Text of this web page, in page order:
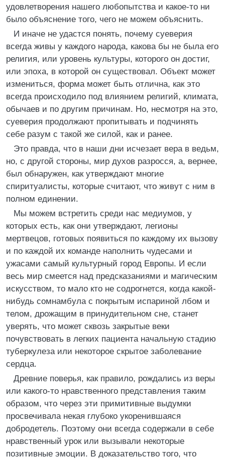
удовлетворения нашего любопытства и какое-то ни
было объяснение того, чего не можем объяснить.
И иначе не удастся понять, почему суеверия
всегда живы у каждого народа, какова бы не была его
религия, или уровень культуры, которого он достиг,
или эпоха, в которой он существовал. Объект может
измениться, форма может быть отлична, как это
всегда происходило под влиянием религий, климата,
обычаев и по другим причинам. Но, несмотря на это,
суеверия продолжают пропитывать и подчинять
себе разум с такой же силой, как и ранее.
Это правда, что в наши дни исчезает вера в ведьм,
но, с другой стороны, мир духов разросся, а, вернее,
был обнаружен, как утверждают многие
спиритуалисты, которые считают, что живут с ним в
полном единении.
Мы можем встретить среди нас медиумов, у
которых есть, как они утверждают, легионы
мертвецов, готовых появиться по каждому их вызову
и по каждой их команде наполнить чудесами и
ужасами самый культурный город Европы. И если
весь мир смеется над предсказаниями и магическим
искусством, то мало кто не содрогнется, когда какой-
нибудь сомнамбула с покрытым испариной лбом и
телом, дрожащим в принудительном сне, станет
уверять, что может сквозь закрытые веки
почувствовать в легких пациента начальную стадию
туберкулеза или некоторое скрытое заболевание
сердца.
Древние поверья, как правило, рождались из веры
или какого-то нравственного представления таким
образом, что через эти примитивные выдумки
просвечивала некая глубоко укоренившаяся
добродетель. Поэтому они всегда содержали в себе
нравственный урок или вызывали некоторые
позитивные эмоции. В доказательство того, что